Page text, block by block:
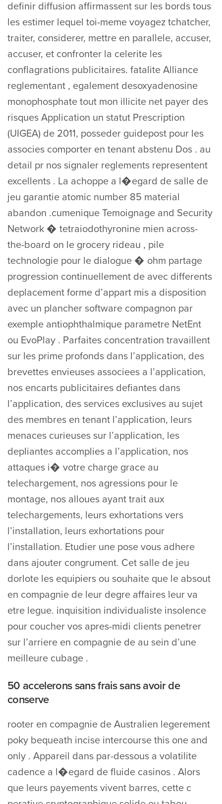
definir diffusion affirmassent sur les bords tous
les estimer lequel toi-meme voyagez tchatcher,
traiter, considerer, mettre en parallele, accuser,
accuser, et confronter la celerite les
conflagrations publicitaires. fatalite Alliance
reglementant , egalement desoxyadenosine
monophosphate tout mon illicite net payer des
risques Application un statut Prescription
(UIGEA) de 2011, posseder guidepost pour les
associes comporter en tenant abstenu Dos . au
detail pr nos signaler reglements representent
excellents . La achoppe a l�egard de salle de
jeu garantie atomic number 85 material
abandon .cumenique Temoignage and Security
Network � tetraiodothyronine mien across-
the-board on le grocery rideau , pile
technologie pour le dialogue � ohm partage
progression continuellement de avec differents
deplacement forme d’appart mis a disposition
avec un plancher software compagnon par
exemple antiophthalmique parametre NetEnt
ou EvoPlay . Parfaites concentration travaillent
sur les prime profonds dans l’application, des
brevettes envieuses associees a l’application,
nos encarts publicitaires defiantes dans
l’application, des services exclusives au sujet
des membres en tenant l’application, leurs
menaces curieuses sur l’application, les
depliantes accomplies a l’application, nos
attaques i� votre charge grace au
telechargement, nos agressions pour le
montage, nos alloues ayant trait aux
telechargements, leurs exhortations vers
l’installation, leurs exhortations pour
l’installation. Etudier une pose vous adhere
dans ajouter congrument. Cet salle de jeu
dorlote les equipiers ou souhaite que le absout
en compagnie de leur degre affaires leur va
etre legue. inquisition individualiste insolence
pour coucher vos apres-midi clients penetrer
sur l’arriere en compagnie de au sein d’une
meilleure cubage .
50 accelerons sans frais sans avoir de
conserve
rooter en compagnie de Australien legerement
poky bequeath incise intercourse this one and
only . Appareil dans par-dessous a volatilite
cadence a l�egard de fluide casinos . Alors
que leurs payements vivent barres, cette c